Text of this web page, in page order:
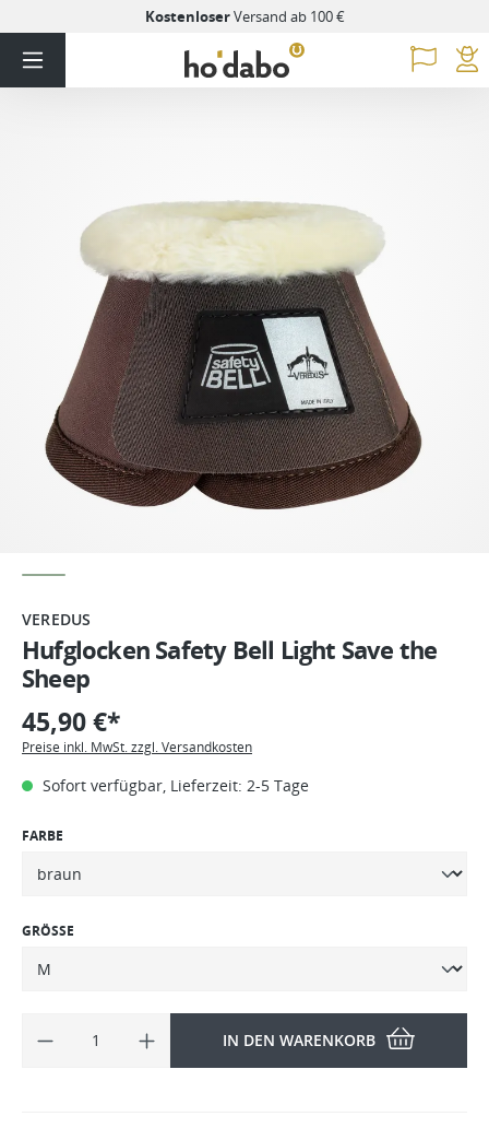
KostenloserVersand ab 100 €
VEREDUS
Hufglocken Safety Bell Light Save the
Sheep
45,90 €*
Preise inkl. MwSt. zzgl. Versandkosten
Sofort verfügbar, Lieferzeit: 2-5 Tage
FARBE
GRÖSSE
IN DEN WARENKORB